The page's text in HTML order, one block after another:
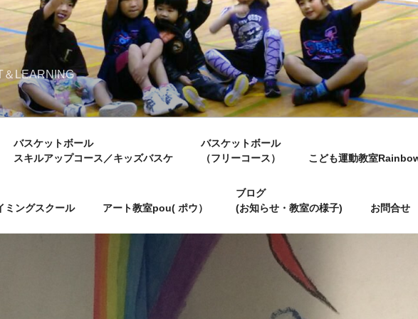
＆LEARNING
バスケットボール
スキルアップコース／キッズバスケ
バスケットボール
（フリーコース）
こども運動教室
ミングスクール アート教室pou( ポウ）
ブログ
(お知らせ・教室の様子)
お問合せ